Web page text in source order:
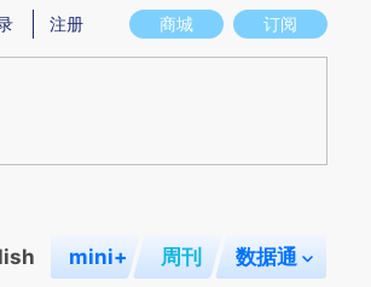
意图存在偏差。不代表财新观点和立场。推荐点击链
商城 订阅
注册
mini+ 周刊 数据通